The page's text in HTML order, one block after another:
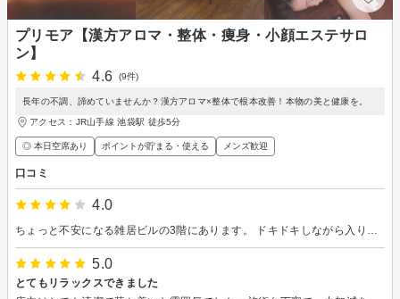
プリモア【漢方アロマ・整体・痩身・小顔エステサロ
ン】
4.6
(9件)
長年の不調、諦めていませんか？漢方アロマ×整体で根本改善！本物の美と健康を。
アクセス：JR山手線 池袋駅 徒歩5分
◎ 本日空席あり ポイントが貯まる・使える メンズ歓迎
口コミ
4.0
5.0
とてもリラックスできました